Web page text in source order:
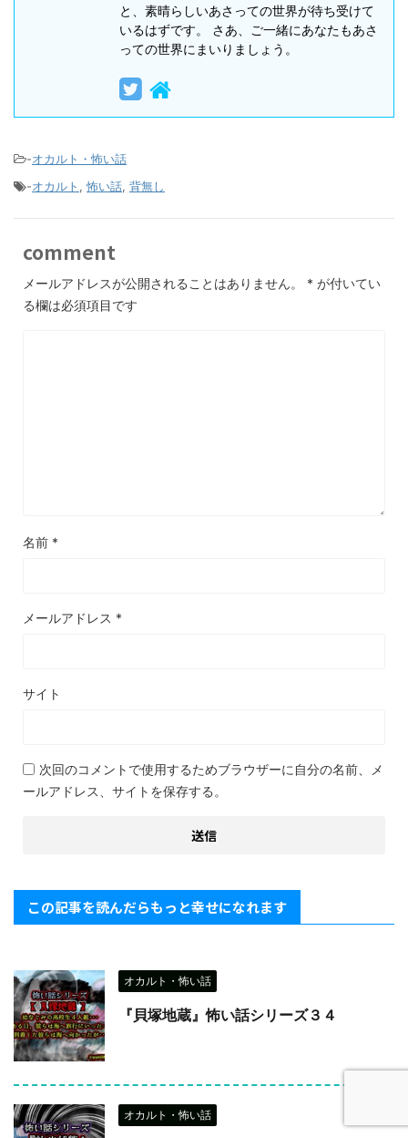
と、素晴らしいあさっての世界が待ち受けて
いるはずです。 さあ、ご一緒にあなたもあさ
っての世界にまいりましょう。
-オカルト・怖い話
-オカルト ,怖い話, 背無し
comment
メールアドレスが公開されることはありません。 * が付いてい
る欄は必須項目です
名前 *
メールアドレス *
サイト
次回のコメントで使用するためブラウザーに自分の名前、メ
ールアドレス、サイトを保存する。
この記事を読んだらもっと幸せになれます
オカルト・怖い話
『貝塚地蔵』怖い話シリーズ３４
オカルト・怖い話